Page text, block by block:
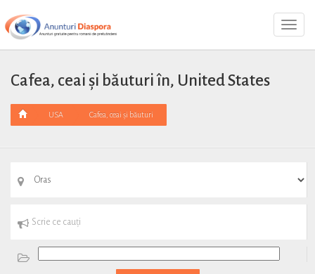
Cafea, ceai și băuturi în, United States
USA Cafea, ceai și băuturi